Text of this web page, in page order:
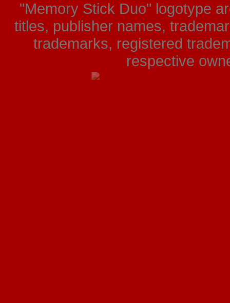
"Memory Stick Duo" logotype
titles, publisher names,
trademarks, registered
respective